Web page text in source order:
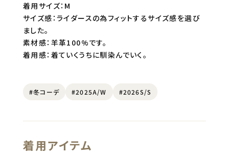
着用サイズ：M
サイズ感：ライダースの為フィットするサイズ感を選び
ました。
素材感：羊革100%です。
着用感：着ていくうちに馴染んでいく。
#冬コーデ #2025A/W #2026S/S
着用アイテム